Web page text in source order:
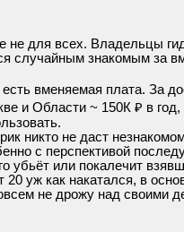
не для всех. Владельцы
случайным знакомым за
вменяемая плата. За
и Области ~ 150К ₽ в год,
никто не даст
с перспективой
убьёт или покалечит
20 уж как накатался, в
не дрожу над своими